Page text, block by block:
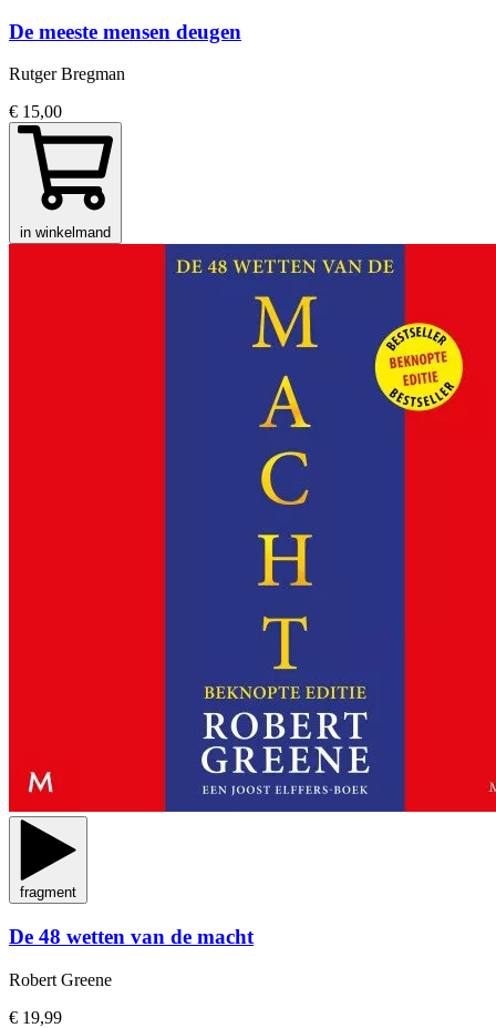
De meeste mensen deugen
Rutger Bregman
€ 15,00
in winkelmand
fragment
De 48 wetten van de macht
Robert Greene
€ 19,99